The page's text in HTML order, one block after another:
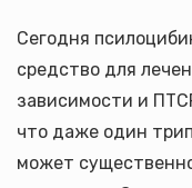
Сегодня
средство для
зависимости и
что даже один
может